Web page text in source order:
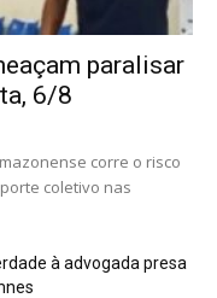
paralisar
6/8
corre o risco
coletivo nas
à advogada presa